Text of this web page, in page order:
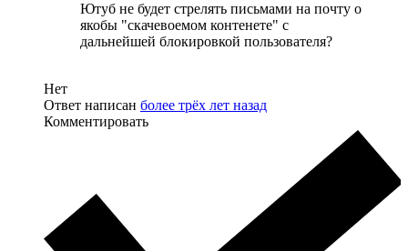
Ютуб не будет стрелять письмами на почту о
якобы "скачевоемом контенете" с
дальнейшей блокировкой пользователя?
Нет
Ответ написан более трёх лет назад
Комментировать